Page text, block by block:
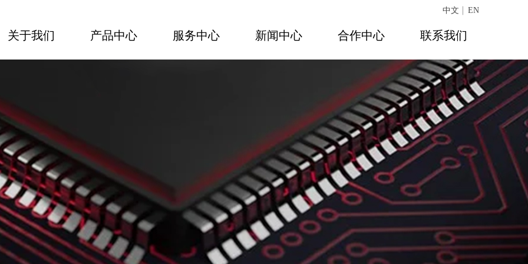
关于我们 产品中心 服务中心 新闻中心 合作中心 联系我们
中文 EN